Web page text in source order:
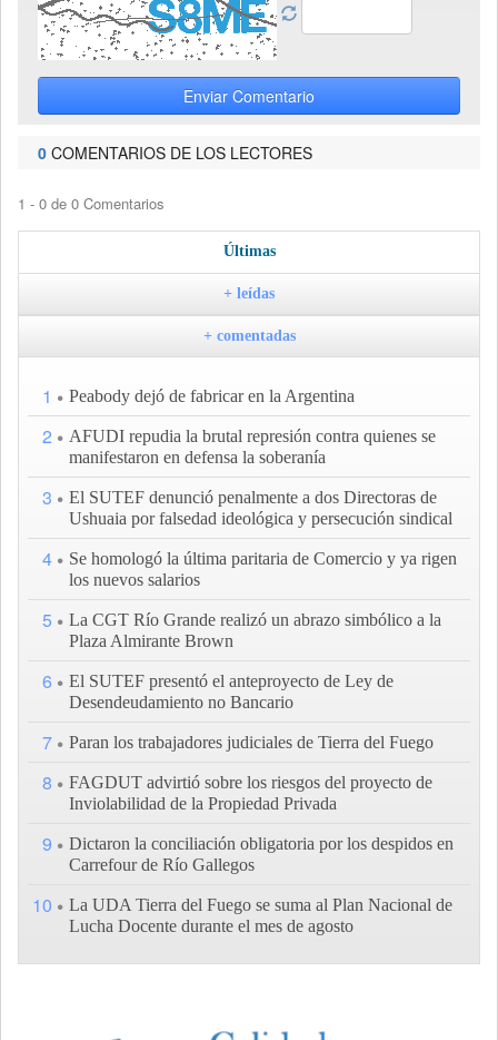
Enviar Comentario
0 COMENTARIOS DE LOS LECTORES
1 - 0 de 0 Comentarios
Últimas
+ leídas
+ comentadas
1 Peabody dejó de fabricar en la Argentina
2
AFUDI repudia la brutal represión contra quienes se
manifestaron en defensa la soberanía
3
El SUTEF denunció penalmente a dos Directoras de
Ushuaia por falsedad ideológica y persecución sindical
4
Se homologó la última paritaria de Comercio y ya rigen
los nuevos salarios
5
La CGT Río Grande realizó un abrazo simbólico a la
Plaza Almirante Brown
6
El SUTEF presentó el anteproyecto de Ley de
Desendeudamiento no Bancario
7 Paran los trabajadores judiciales de Tierra del Fuego
8
FAGDUT advirtió sobre los riesgos del proyecto de
Inviolabilidad de la Propiedad Privada
9
Dictaron la conciliación obligatoria por los despidos en
Carrefour de Río Gallegos
10
La UDA Tierra del Fuego se suma al Plan Nacional de
Lucha Docente durante el mes de agosto